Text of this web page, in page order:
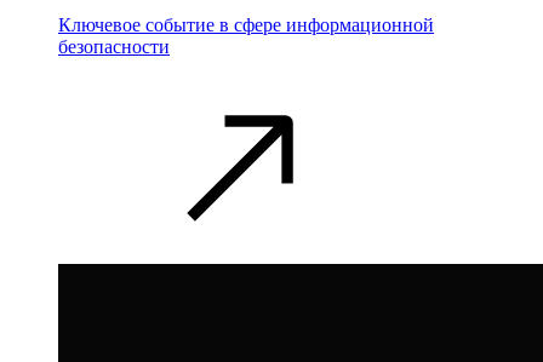
Ключевое событие в сфере информационной
безопасности